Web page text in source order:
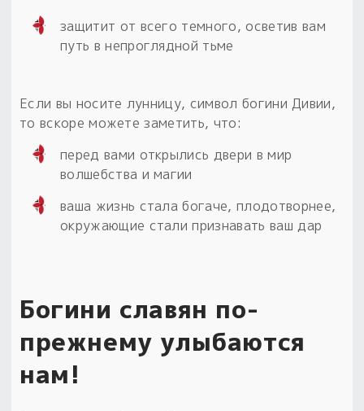
защитит от всего темного, осветив вам
путь в непроглядной тьме
Если вы носите лунницу, символ богини Дивии,
то вскоре можете заметить, что:
перед вами открылись двери в мир
волшебства и магии
ваша жизнь стала богаче, плодотворнее,
окружающие стали признавать ваш дар
Богини славян по-
прежнему улыбаются
нам!